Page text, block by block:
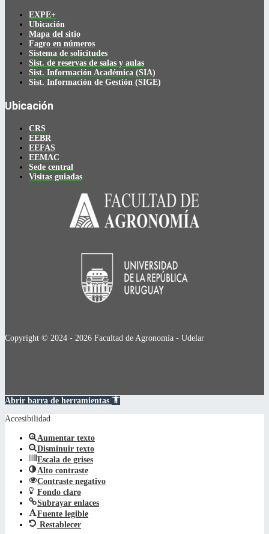
EXPE+
Ubicación
Mapa del sitio
Fagro en números
Sistema de solicitudes
Sist. de reservas de salas y aulas
Sist. Información Académica (SIA)
Sist. Información de Gestión (SIGE)
Ubicación
CRS
EEBR
EEFAS
EEMAC
Sede central
Visitas guiadas
Copyright © 2024 - 2026 Facultad de Agronomía - Udelar
Abrir barra de herramientas
Accesibilidad
Aumentar texto
Disminuir texto
Escala de grises
Alto contraste
Contraste negativo
Fondo claro
Subrayar enlaces
Fuente legible
Restablecer